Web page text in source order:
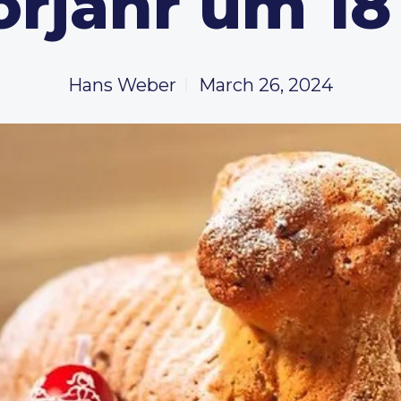
Hans Weber March 26, 2024